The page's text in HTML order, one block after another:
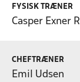
FYSISK TRÆNER
Casper Exner
CHEFTRÆNER
Emil Udsen